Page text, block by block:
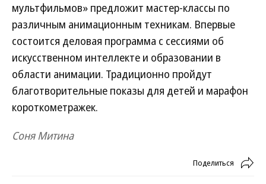
мультфильмов» предложит мастер-классы по
различным анимационным техникам. Впервые
состоится деловая программа с сессиями об
искусственном интеллекте и образовании в
области анимации. Традиционно пройдут
благотворительные показы для детей и марафон
короткометражек.
Соня Митина
Поделиться